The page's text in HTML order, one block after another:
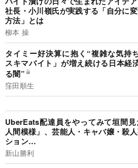
社長・小川嶺氏が実践する「自分に
方法」とは
柳本 操
タイミー好決算に抱く“複雑な気持
スキマバイト」が増え続ける日本経
る闇”
窪田順生
UberEats配達員をやってみて垣間
人間模様」、芸能人・キャバ嬢・殺
ション…
新山勝利